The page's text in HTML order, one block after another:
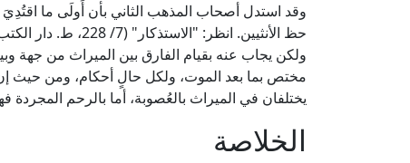
وقد استدل أصحاب المذهب الثاني بأن أَولَى ما
حظ الأنثيين. انظر: "الاستذكار" (7/ 228، ط. دار الكتب العلمية)، و"المغني" (5/ 388، ط. دار إحياء التراث العربي).
ولكن يجاب عنه بقيام الفارق بين الميراث من جهة
مختص بما بعد الموت، ولكل حالٍ أحكام، ومن حيث إن
يختلفان في الميراث بالعُصوبة، أما بالرحم المجردة
الخلاصة